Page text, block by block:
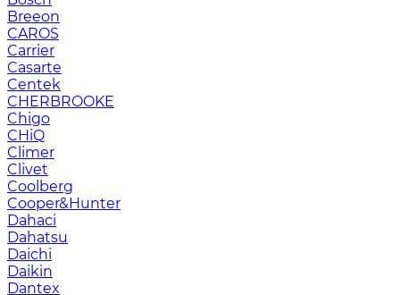
Breeon
CAROS
Carrier
Casarte
Centek
CHERBROOKE
Chigo
CHiQ
Climer
Clivet
Coolberg
Cooper&Hunter
Dahaci
Dahatsu
Daichi
Daikin
Dantex